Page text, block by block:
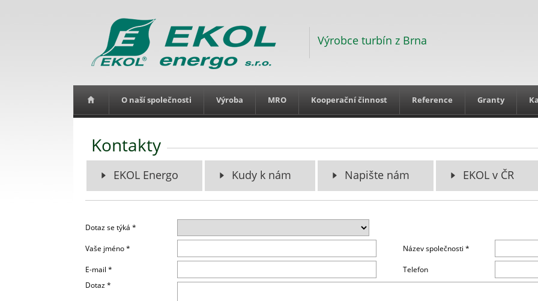
Výrobce turbín z Brna
O naší společnosti Výroba MRO Kooperační činnost Reference Granty
Kontakty
EKOL Energo Kudy k nám Napište nám EKOL v ČR
Dotaz se týká *
Vaše jméno * Název společnosti *
E-mail *
Telefon
Dotaz *